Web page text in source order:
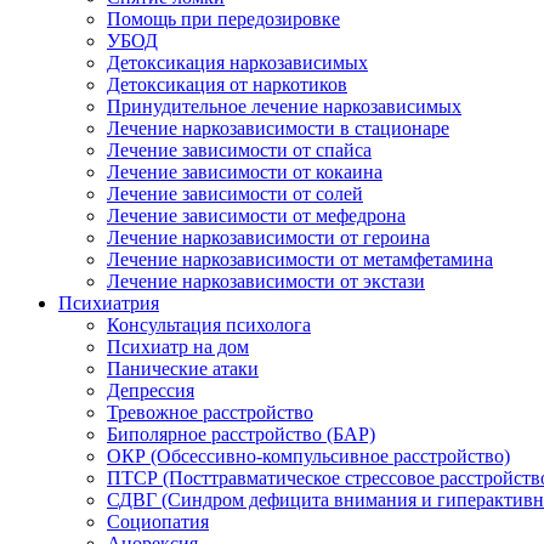
Помощь при передозировке
УБОД
Детоксикация наркозависимых
Детоксикация от наркотиков
Принудительное лечение наркозависимых
Лечение наркозависимости в стационаре
Лечение зависимости от спайса
Лечение зависимости от кокаина
Лечение зависимости от солей
Лечение зависимости от мефедрона
Лечение наркозависимости от героина
Лечение наркозависимости от метамфетамина
Лечение наркозависимости от экстази
Психиатрия
Консультация психолога
Психиатр на дом
Панические атаки
Депрессия
Тревожное расстройство
Биполярное расстройство (БАР)
ОКР (Обсессивно-компульсивное расстройство)
ПТСР (Посттравматическое стрессовое
СДВГ (Синдром дефицита внимания и
Социопатия